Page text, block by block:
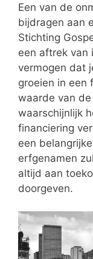
Een van de
bijdragen aan
Stichting
een aftrek van
vermogen dat
groeien in een
waarde van
waarschijnlijk
financiering
een
erfgenamen
altijd aan
doorgeven.